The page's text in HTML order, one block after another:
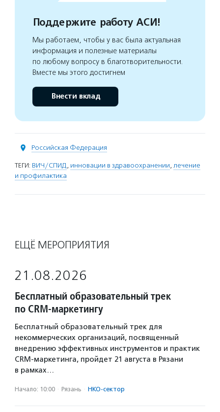
Поддержите работу АСИ!
Мы работаем, чтобы у вас была актуальная
информация и полезные материалы
по любому вопросу в благотворительности.
Вместе мы этого достигнем
Внести вклад
Российская Федерация
ТЕГИ: ВИЧ/СПИД, инновации в здравоохранении, лечение
и профилактика
ЕЩЁ МЕРОПРИЯТИЯ
21.08.2026
Бесплатный образовательный трек
по CRM-маркетингу
Бесплатный образовательный трек для
некоммерческих организаций, посвященный
внедрению эффективных инструментов и практик
CRM-маркетинга, пройдет 21 августа в Рязани
в рамках…
Начало: 10:00 · Рязань · НКО-сектор